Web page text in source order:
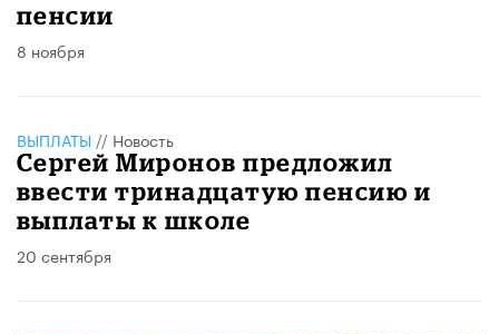
пенсии
8 ноября
ВЫПЛАТЫ // Новость
Сергей Миронов предложил
ввести тринадцатую пенсию и
выплаты к школе
20 сентября